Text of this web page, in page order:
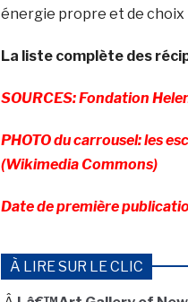
énergie propre et de choix
La liste complète des
SOURCES: Fondation
PHOTO du carrousel: les
(Wikimedia Commons)
Date de première
À LIRE SUR LE CLIC